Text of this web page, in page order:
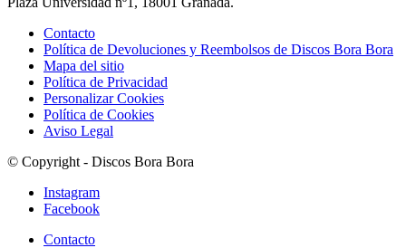
Contacto
Política de Devoluciones y Reembolsos de Discos Bora Bora
Mapa del sitio
Política de Privacidad
Personalizar Cookies
Política de Cookies
Aviso Legal
© Copyright - Discos Bora Bora
Instagram
Facebook
Contacto